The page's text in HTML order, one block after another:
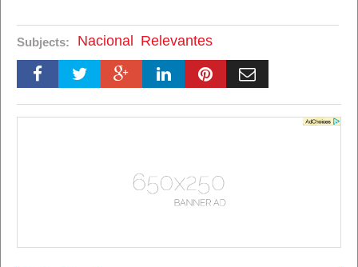
Subjects: Nacional Relevantes